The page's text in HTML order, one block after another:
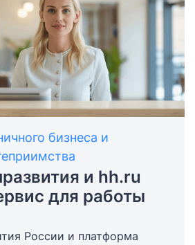
бизнеса и
и hh.ru
для работы
России и платформа